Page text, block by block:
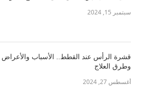
سبتمبر 15, 2024
قشرة الرأس عند القطط.. الأسباب والأعراض
وطرق العلاج
أغسطس 27, 2024